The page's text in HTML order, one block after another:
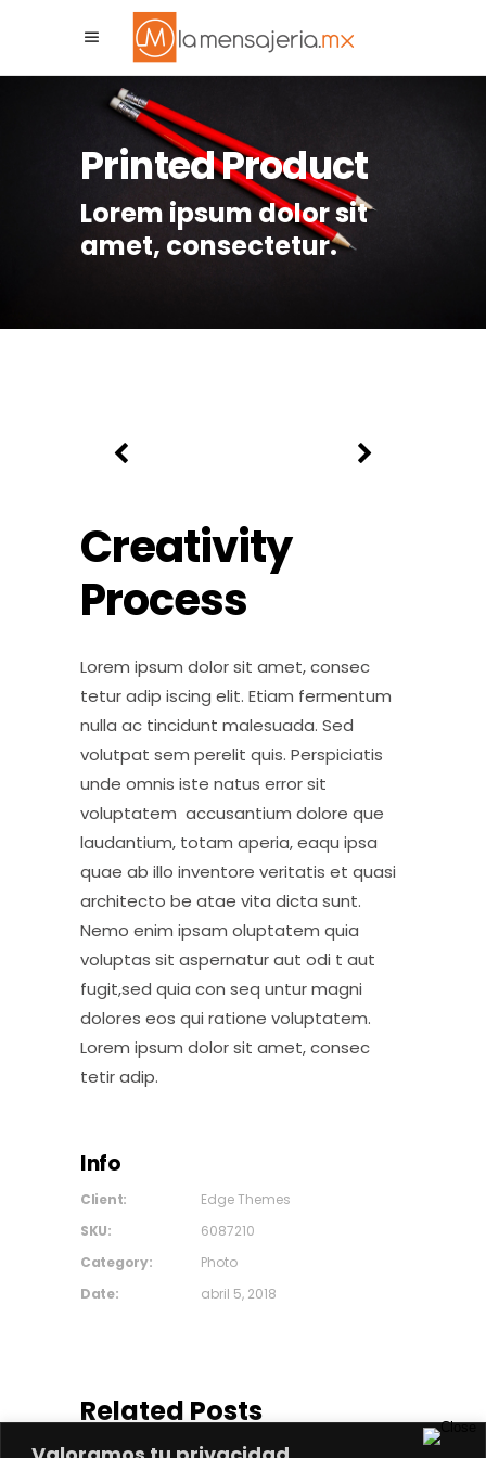
Printed Product
Lorem ipsum dolor sit
amet, consectetur.
Creativity
Process
Lorem ipsum dolor sit amet, consec
tetur adip iscing elit. Etiam fermentum
nulla ac tincidunt malesuada. Sed
volutpat sem perelit quis. Perspiciatis
unde omnis iste natus error sit
voluptatem accusantium dolore que
laudantium, totam aperia, eaqu ipsa
quae ab illo inventore veritatis et quasi
architecto be atae vita dicta sunt.
Nemo enim ipsam oluptatem quia
voluptas sit aspernatur aut odi t aut
fugit,sed quia con seq untur magni
dolores eos qui ratione voluptatem.
Lorem ipsum dolor sit amet, consec
tetir adip.
Info
Client:
Edge Themes
SKU:
6087210
Category:
Photo
Date:
abril 5, 2018
Related Posts
La Mensajeria MX
Asistente Virtual